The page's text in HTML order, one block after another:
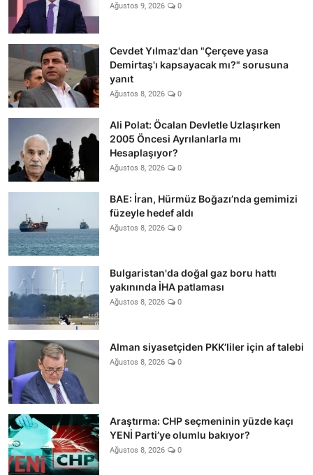
Ağustos 9, 2026 0
Cevdet Yılmaz'dan "Çerçeve yasa
Demirtaş'ı kapsayacak mı?" sorusuna
yanıt
Ağustos 8, 2026 0
Ali Polat: Öcalan Devletle Uzlaşırken
2005 Öncesi Ayrılanlarla mı
Hesaplaşıyor?
Ağustos 8, 2026 0
BAE: İran, Hürmüz Boğazı’nda gemimizi
füzeyle hedef aldı
Ağustos 8, 2026 0
Bulgaristan'da doğal gaz boru hattı
yakınında İHA patlaması
Ağustos 8, 2026 0
Alman siyasetçiden PKK’liler için af talebi
Ağustos 8, 2026 0
Araştırma: CHP seçmeninin yüzde kaçı
YENİ Parti’ye olumlu bakıyor?
Ağustos 8, 2026 0